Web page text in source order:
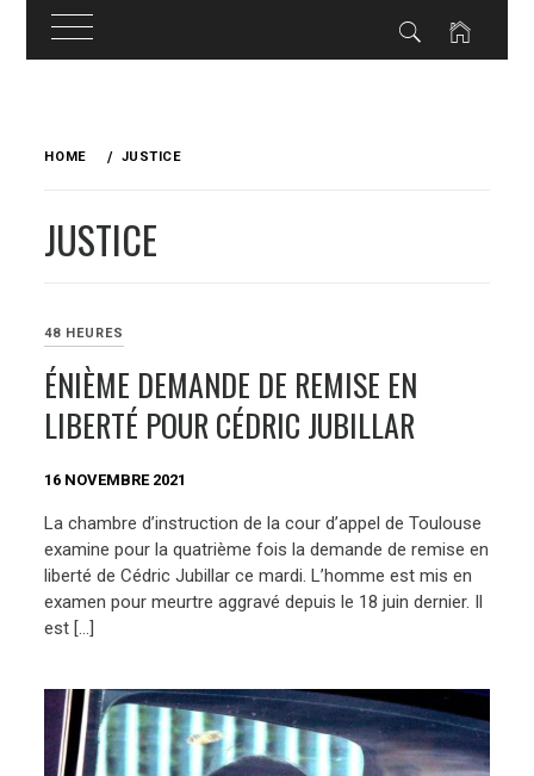
HOME JUSTICE
JUSTICE
48 HEURES
ÉNIÈME DEMANDE DE REMISE EN
LIBERTÉ POUR CÉDRIC JUBILLAR
16 NOVEMBRE 2021
La chambre d’instruction de la cour d’appel de Toulouse
examine pour la quatrième fois la demande de remise en
liberté de Cédric Jubillar ce mardi. L’homme est mis en
examen pour meurtre aggravé depuis le 18 juin dernier. Il
est […]